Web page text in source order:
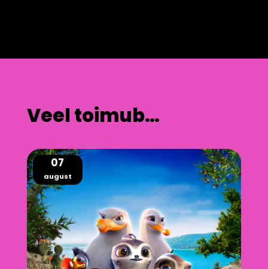
Veel toimub…
07
august